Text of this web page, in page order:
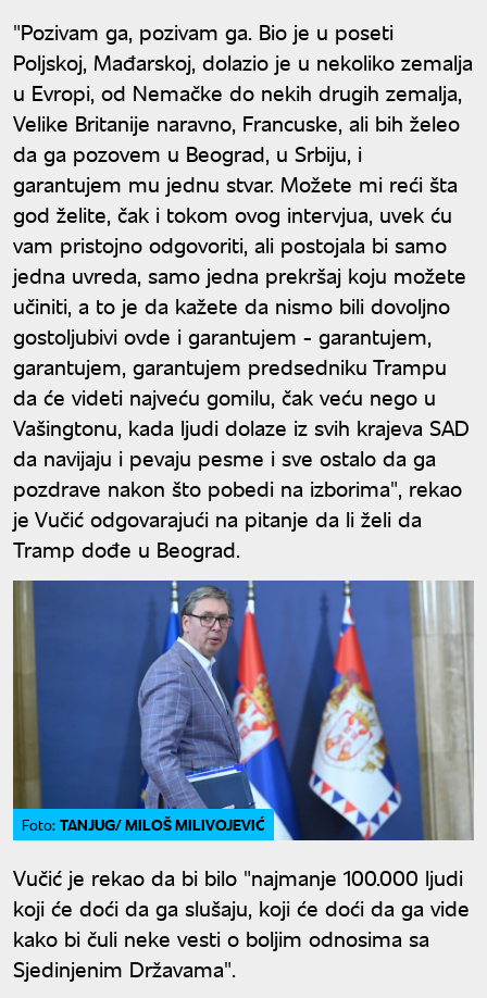
"Pozivam ga, pozivam ga. Bio je u poseti
Poljskoj, Mađarskoj, dolazio je u nekoliko zemalja
u Evropi, od Nemačke do nekih drugih zemalja,
Velike Britanije naravno, Francuske, ali bih želeo
da ga pozovem u Beograd, u Srbiju, i
garantujem mu jednu stvar. Možete mi reći šta
god želite, čak i tokom ovog intervjua, uvek ću
vam pristojno odgovoriti, ali postojala bi samo
jedna uvreda, samo jedna prekršaj koju možete
učiniti, a to je da kažete da nismo bili dovoljno
gostoljubivi ovde i garantujem - garantujem,
garantujem, garantujem predsedniku Trampu
da će videti najveću gomilu, čak veću nego u
Vašingtonu, kada ljudi dolaze iz svih krajeva SAD
da navijaju i pevaju pesme i sve ostalo da ga
pozdrave nakon što pobedi na izborima", rekao
je Vučić odgovarajući na pitanje da li želi da
Tramp dođe u Beograd.
Foto: TANJUG/ MILOŠ MILIVOJEVIĆ
Vučić je rekao da bi bilo "najmanje 100.000 ljudi
koji će doći da ga slušaju, koji će doći da ga vide
kako bi čuli neke vesti o boljim odnosima sa
Sjedinjenim Državama".